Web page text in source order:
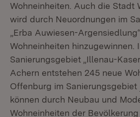
Wohneinheiten. Auch die Stadt
wird durch Neuordnungen im
„Erba Auwiesen-
Wohneinheiten hinzugewinnen.
Sanierungsgebiet „Illenau-
Achern entstehen 245 neue
Offenburg im Sanierungsgebiet
können durch Neubau und
Wohneinheiten der